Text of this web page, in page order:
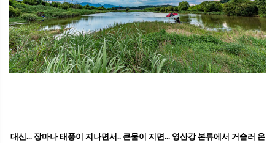
대신... 장마나 태풍이 지나면서.. 큰물이 지면... 영산강 본류에서 거슬러 온